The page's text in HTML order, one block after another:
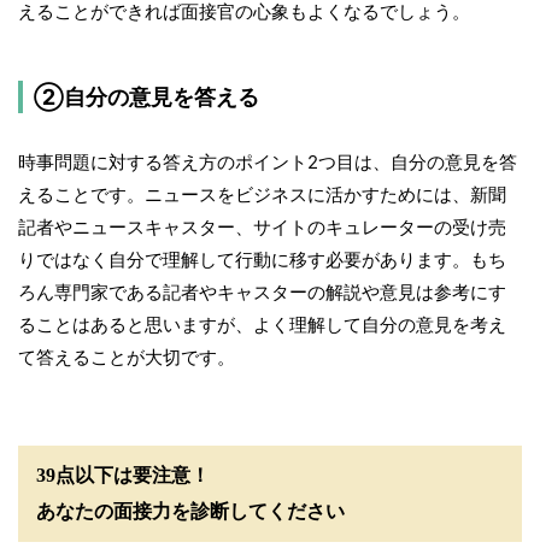
えることができれば面接官の心象もよくなるでしょう。
②自分の意見を答える
時事問題に対する答え方のポイント2つ目は、自分の意見を答
えることです。ニュースをビジネスに活かすためには、新聞
記者やニュースキャスター、サイトのキュレーターの受け売
りではなく自分で理解して行動に移す必要があります。もち
ろん専門家である記者やキャスターの解説や意見は参考にす
ることはあると思いますが、よく理解して自分の意見を考え
て答えることが大切です。
39点以下は要注意！
あなたの面接力を診断してください